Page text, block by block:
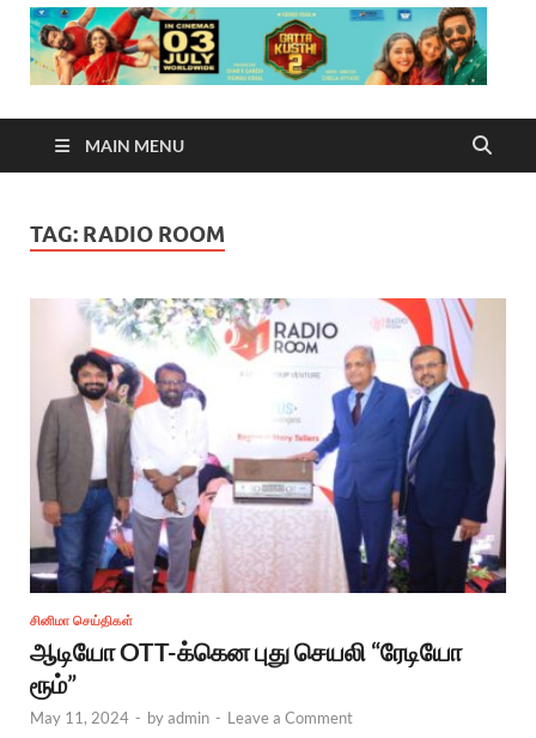
MAIN MENU
TAG: RADIO ROOM
சினிமா செய்திகள்
ஆடியோ OTT-க்கென புது செயலி “ரேடியோ
ரூம்”
May 11, 2024 - byadmin - Leave a Comment